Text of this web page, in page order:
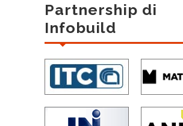
Partnership di
Infobuild